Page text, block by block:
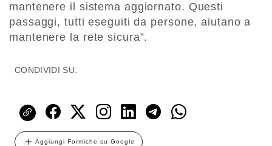
mantenere il sistema aggiornato. Questi
passaggi, tutti eseguiti da persone, aiutano a
mantenere la rete sicura”.
CONDIVIDI SU:
Aggiungi Formiche su Google